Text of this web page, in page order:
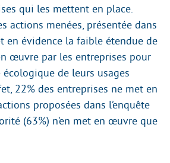
qui les mettent en place.
actions menées, présentée dans
en évidence la faible étendue de
œuvre par les entreprises pour
écologique de leurs usages
22% des entreprises ne met en
proposées dans l’enquête
(63%) n’en met en œuvre que